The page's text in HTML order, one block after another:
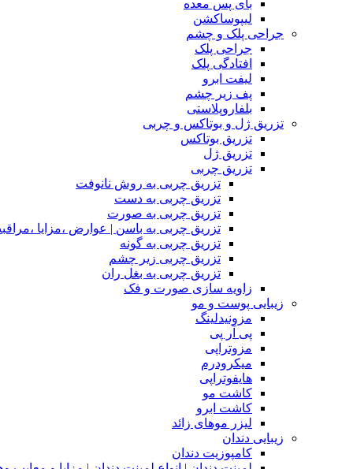
بای پس معده
لیپوساکشن
جراحی پلک و چشم
جراحی پلک
افتادگی پلک
لیفت ابرو
پف زیر چشم
بلفاروپلاستی
تزریق ژل و بوتاکس و چربی
تزریق بوتاکس
تزریق ژل
تزریق چربی
تزریق چربی به روش نانوفت
تزریق چربی به دست
تزریق چربی به صورت
تزریق چربی به باسن | عوارض ،مزایا
تزریق چربی به گونه
تزریق چربی زیر چشم
تزریق چربی به بغل ران
زاویه سازی صورت و فک
زیبایی پوست و مو
مزونیدلینگ
پی آر پی
مزوتراپی
میکرودرم
هایفوتراپی
کاشت مو
کاشت ابرو
لیزر موهای زائد
زیبایی دندان
کامپوزیت دندان